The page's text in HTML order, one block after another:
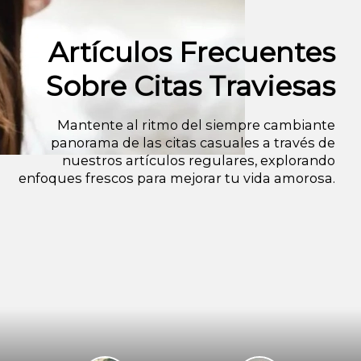
Artículos Frecuentes
Sobre Citas Traviesas
Mantente al ritmo del siempre cambiante
panorama de las citas casuales a través de
nuestros artículos regulares, explorando
enfoques frescos para mejorar tu vida amorosa.